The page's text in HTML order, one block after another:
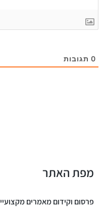
0תגובות
מפת האתר
פרסום וקידום מאמרים